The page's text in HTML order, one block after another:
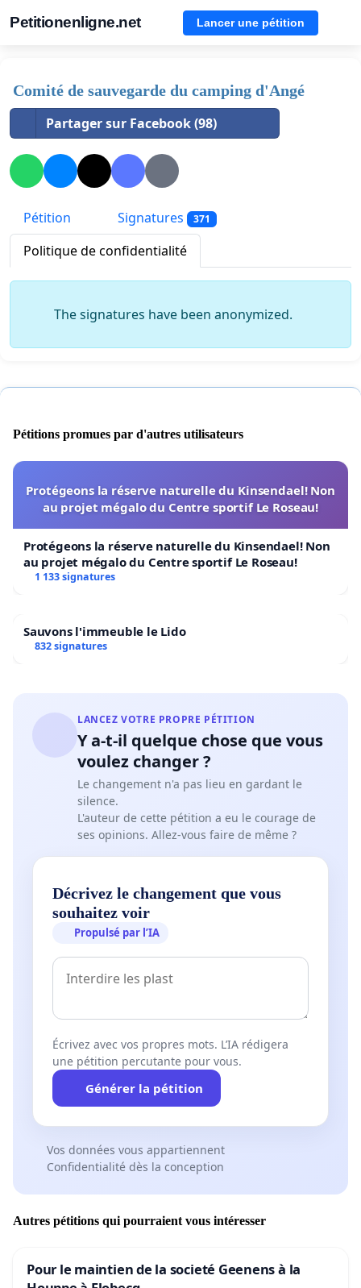
Petitionenligne.net Lancer une pétition
Comité de sauvegarde du camping d'Angé
Partager sur Facebook (98)
Pétition Signatures 371
Politique de confidentialité
The signatures have been anonymized.
Pétitions promues par d'autres utilisateurs
Protégeons la réserve naturelle du Kinsendael! Non
au projet mégalo du Centre sportif Le Roseau!
Protégeons la réserve naturelle du Kinsendael! Non
au projet mégalo du Centre sportif Le Roseau!
1 133 signatures
Sauvons l'immeuble le Lido
832 signatures
LANCEZ VOTRE PROPRE PÉTITION
Y a-t-il quelque chose que vous
voulez changer ?
Le changement n'a pas lieu en gardant le
silence.
L'auteur de cette pétition a eu le courage de
ses opinions. Allez-vous faire de même ?
Décrivez le changement que vous
souhaitez voir
Propulsé par l’IA
Écrivez avec vos propres mots. L’IA rédigera
une pétition percutante pour vous.
Générer la pétition
Vos données vous appartiennent
Confidentialité dès la conception
Autres pétitions qui pourraient vous intéresser
Pour le maintien de la societé Geenens à la